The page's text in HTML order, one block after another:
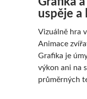
uspěje a
Vizuálně hra
Animace
Grafika je
výkon ani na
průměrných